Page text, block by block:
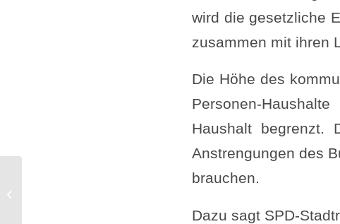
wird die gesetzliche
zusammen mit ihren
Die Höhe des
Personen-
Haushalt begrenzt.
Anstrengungen des
brauchen.
Dazu sagt SPD-